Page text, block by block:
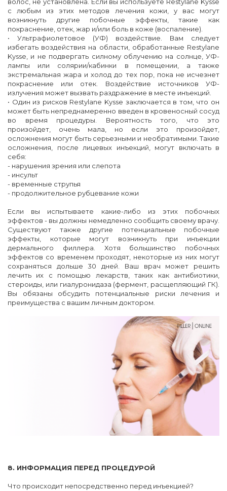
с любым из этих методов лечения кожи, у вас могут
возникнуть другие побочные эффекты, такие как
покраснение, отек, жар и/или боль в коже (воспаление).
• Ультрафиолетовое (УФ) воздействие. Вам следует
избегать воздействия на области, обработанные Restylane
Kysse, и не подвергать силному облучению на солнце, УФ-
лампы или солярии/кабинки в помещении, а также
экстремальная жара и холод до тех пор, пока не исчезнет
покраснение или отек. Воздействие источников УФ-
излучения может вызвать раздражение в месте инъекций.
• Один из рисков Restylane Kysse заключается в том, что он
может быть непреднамеренно введен в кровеносный сосуд
во время процедуры. Вероятность того, что это
произойдет, очень мала, но если это произойдет,
осложнения могут быть серьезными и необратимыми. Такие
осложнения, после лицевых инъекций, могут включать в
себя:
- нарушения зрения или слепота
- инсульт
- временные струпья
- продолжительное рубцевание кожи
Если вы испытываете какие-либо из этих побочных
эффектов - вы должны немедленно сообщить своему врачу.
Существуют также другие потенциальные побочные
эффекты, которые могут возникнуть при инъекции
дермального филлера. Хотя большинство побочных
эффектов со временем проходят, некоторые из них могут
сохраняться дольше 30 дней. Ваш врач может решить
лечить их с помощью лекарств, таких как антибиотики,
стероиды, или гиалуронидаза (фермент, расщепляющий ГК).
Вы обязаны обсудить потенциальные риски лечения и
преимущества с вашим личным доктором.
8. ИНФОРМАЦИЯ ПЕРЕД ПРОЦЕДУРОЙ
Что происходит непосредственно перед инъекцией?